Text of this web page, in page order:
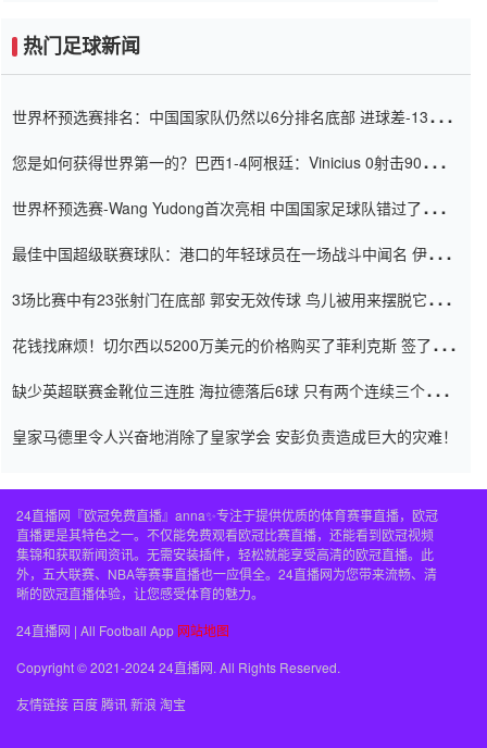
热门足球新闻
世界杯预选赛排名：中国国家队仍然以6分排名底部 进球差-13令人
您是如何获得世界第一的？巴西1-4阿根廷：Vinicius 0射击90分钟
世界杯预选赛-Wang Yudong首次亮相 中国国家足球队错过了世界
最佳中国超级联赛球队：港口的年轻球员在一场战斗中闻名 伊万放
3场比赛中有23张射门在底部 郭安无效传球 鸟儿被用来摆脱它
花钱找麻烦！切尔西以5200万美元的价格购买了菲利克斯 签了7年
缺少英超联赛金靴位三连胜 海拉德落后6球 只有两个连续三个连续
皇家马德里令人兴奋地消除了皇家学会 安彭负责造成巨大的灾难！
24直播网『欧冠免费直播』anna✨专注于提供优质的体育赛事直播，欧冠
直播更是其特色之一。不仅能免费观看欧冠比赛直播，还能看到欧冠视频
集锦和获取新闻资讯。无需安装插件，轻松就能享受高清的欧冠直播。此
外，五大联赛、NBA等赛事直播也一应俱全。24直播网为您带来流畅、清
晰的欧冠直播体验，让您感受体育的魅力。
24直播网 | All Football App 网站地图
Copyright © 2021-2024 24直播网. All Rights Reserved.
友情链接百度腾讯新浪 淘宝